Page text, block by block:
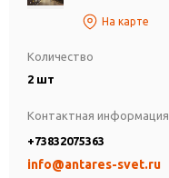
На карте
Количество
2 шт
Контактная информация
+73832075363
info@antares-svet.ru